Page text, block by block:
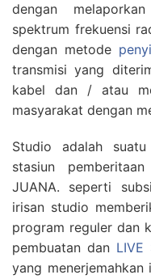
dengan
spektrum frekuensi
dengan metode
transmisi yang
kabel dan / atau
masyarakat dengan
Studio adalah
stasiun
JUANA. seperti
irisan studio
program reguler dan
pembuatan dan LIVE
yang